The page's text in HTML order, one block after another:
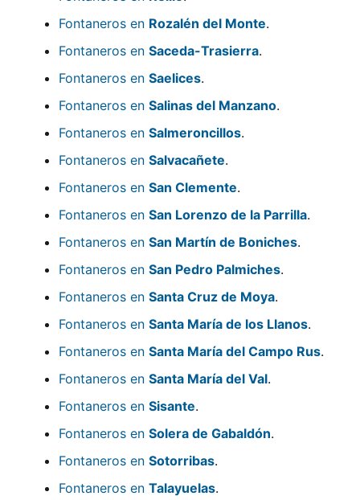
Fontaneros en Rozalén del Monte.
Fontaneros en Saceda-Trasierra.
Fontaneros en Saelices.
Fontaneros en Salinas del Manzano.
Fontaneros en Salmeroncillos.
Fontaneros en Salvacañete.
Fontaneros en San Clemente.
Fontaneros en San Lorenzo de la Parrilla.
Fontaneros en San Martín de Boniches.
Fontaneros en San Pedro Palmiches.
Fontaneros en Santa Cruz de Moya.
Fontaneros en Santa María de los Llanos.
Fontaneros en Santa María del Campo Rus.
Fontaneros en Santa María del Val.
Fontaneros en Sisante.
Fontaneros en Solera de Gabaldón.
Fontaneros en Sotorribas.
Fontaneros en Talayuelas.